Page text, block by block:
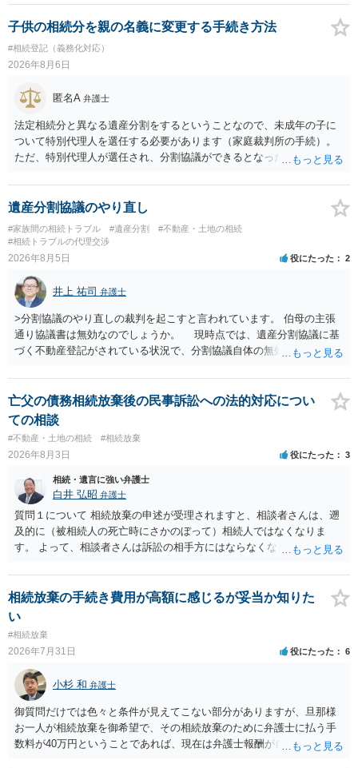
できない、という意味でした。
子供の相続分を親の名義に変更する手続き方法
#相続登記（義務化対応）
2026年8月6日
匿名A 弁護士
法定相続分と異なる遺産分割をするということなので、未成年の子に
ついて特別代理人を選任する必要があります（家庭裁判所の手続）。
ただ、特別代理人が選任され、分割協議ができるとなったとしても、
の権利も守られなければならないからです。 相続財産全体で、未成年
者の権利が守られているかどうかを判断しなければなりません。 単
に、未成年者を今後養育するのは、自分だからという理由では、法定
相続分以上に多くの遺産を取得することができるというわけではあり
ません。
遺産分割協議のやり直し
#家族間の相続トラブル #遺産分割
#不動産・土地の相続
#相続トラブルの代理交渉
2026年8月5日 役にたった 2
井上 祐司 弁護士
>分割協議のやり直しの裁判を起こすと言われています。 伯母の主張
通り協議書は無効なのでしょうか。 現時点では、遺産分割協議に基
づく不動産登記がされている状況で、分割協議自体の無効を裁判所が
方の訴訟の主張及び立証次第ですが、 ・御祖母様の認知能力に関する
医師の意見書、筆跡鑑定 が提出されればその効力が否定される可能性
はありますが、 ・伯母様自身が分割協議に加わっていること ・御祖母
様の意に反する遺産分割協議を行う実益が誰にあったかの立証が困難
であること からすると、実際に遺産分割協議の効力が否定される可能
性はそれほど高くない（立証のハードルは非常に高い）ということが
言えると思います。
亡父の債務相続放棄後の民事訴訟への法的対応につい
ての相談
#不動産・土地の相続 #相続放棄
2026年8月3日 役にたった 3
相続・遺言に強い弁護士
白井 弘昭 弁護士
質問１について 相続放棄の申述が受理されますと、相談者さんは、遡
及的に（被相続人の死亡時にさかのぼって）相続人ではなくなりま
す。 よって、相談者さんは訴訟の相手方にはならなくなるので（明け
理証明を家庭裁判所で取得し、コピーを答弁書に添えて裁判所に提出
してください。 質問２について 請求棄却を求める答弁書を提出すれ
ば、第１回期日は出席する必要がありません。その日は差支え（用事
はないので、ｍｉｎｔｓでの提出の必要は無いと思います。郵送（期
限までに届けばよい）で十分です。 詳細は、書面記載の裁判所書記官
にお問い合わせください。 以上、ご参考まで。
相続放棄の手続き費用が高額に感じるが妥当か知りた
い
#相続放棄
2026年7月31日 役にたった 6
小杉 和 弁護士
御質問だけでは色々と条件が見えてこない部分がありますが、旦那様
お一人が相続放棄を御希望で、その相続放棄のために弁護士に払う手
数料が40万円ということであれば、現在は弁護士報酬が自由化されて